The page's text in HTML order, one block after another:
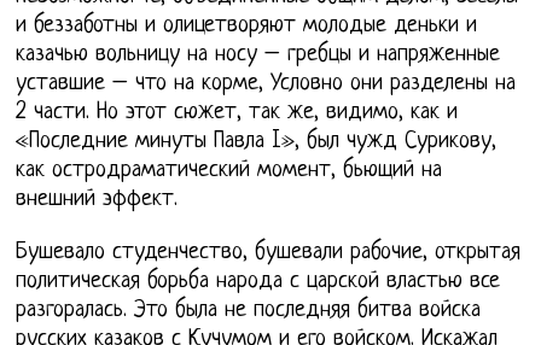
и беззаботны и олицетворяют молодые деньки и
казачью вольницу на носу – гребцы и напряженные
уставшие – что на корме, Условно они разделены на
2 части. Но этот сюжет, так же, видимо, как и
«Последние минуты Павла I», был чужд Сурикову,
как остродраматический момент, бьющий на
внешний эффект.
Бушевало студенчество, бушевали рабочие, открытая
политическая борьба народа с царской властью все
разгоралась. Это была не последняя битва войска